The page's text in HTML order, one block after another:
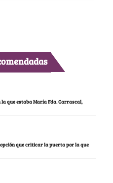
que estaba María Fda. Carrascal,
que criticar la puerta por la que